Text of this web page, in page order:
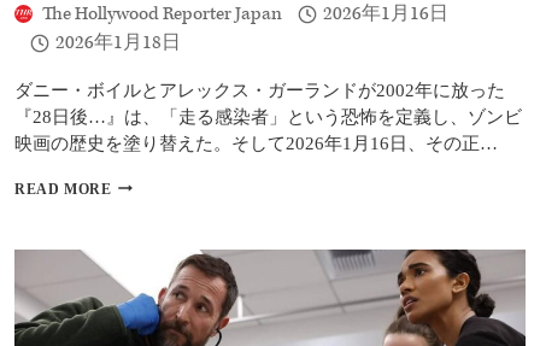
さ
れ
監
督・
四
宮
俊
幻
想
的
The Hollywood Reporter Japan
2026年1月16日
2026年1月18日
ダニー・ボイルとアレックス・ガーランドが2002年に放った
『28日後…』は、「走る感染者」という恐怖を定義し、ゾンビ
映画の歴史を塗り替えた。そして2026年1月16日、その正…
READ MORE 【レ
『28
年
後…
白